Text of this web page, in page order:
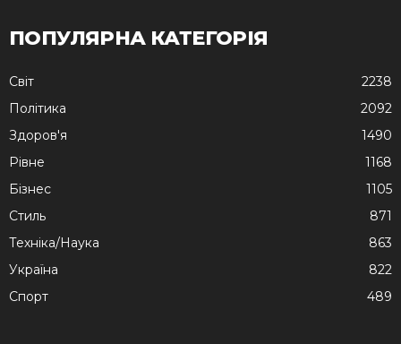
ПОПУЛЯРНА КАТЕГОРІЯ
Cвіт
2238
Політика
2092
Здоров'я
1490
Рівне
1168
Бізнес
1105
Стиль
871
Техніка/Наука
863
Україна
822
Спорт
489